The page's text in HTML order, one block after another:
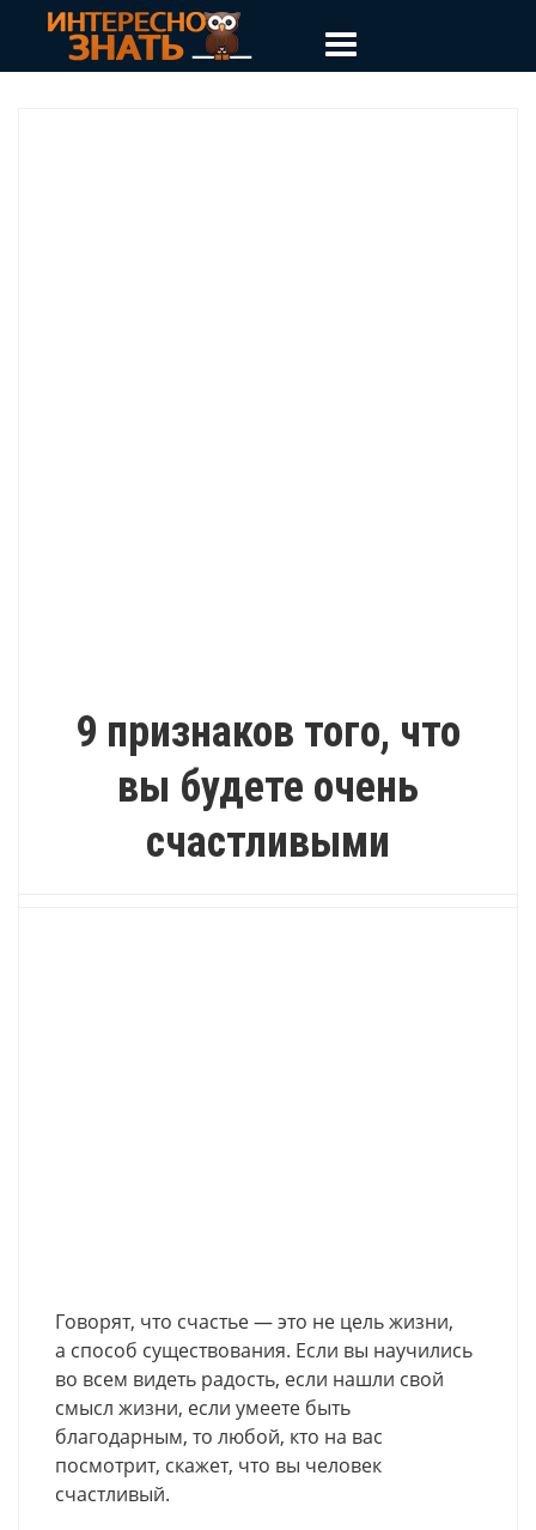
9 признаков того, что
вы будете очень
счастливыми
Говорят, что счастье — это не цель жизни,
а способ существования. Если вы научились
во всем видеть радость, если нашли свой
смысл жизни, если умеете быть
благодарным, то любой, кто на вас
посмотрит, скажет, что вы человек
счастливый.